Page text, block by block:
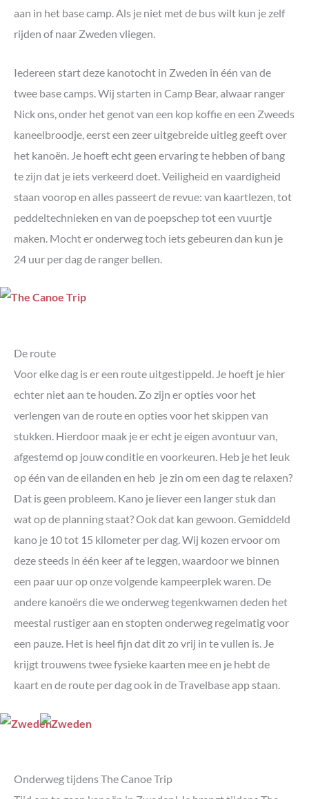
aan in het base camp. Als je niet met de bus wilt kun je zelf
rijden of naar Zweden vliegen.
Iedereen start deze kanotocht in Zweden in één van de
twee base camps. Wij starten in Camp Bear, alwaar ranger
Nick ons, onder het genot van een kop koffie en een Zweeds
kaneelbroodje, eerst een zeer uitgebreide uitleg geeft over
het kanoën. Je hoeft echt geen ervaring te hebben of bang
te zijn dat je iets verkeerd doet. Veiligheid en vaardigheid
staan voorop en alles passeert de revue: van kaartlezen, tot
peddeltechnieken en van de poepschep tot een vuurtje
maken. Mocht er onderweg toch iets gebeuren dan kun je
24 uur per dag de ranger bellen.
De route
Voor elke dag is er een route uitgestippeld. Je hoeft je hier
echter niet aan te houden. Zo zijn er opties voor het
verlengen van de route en opties voor het skippen van
stukken. Hierdoor maak je er echt je eigen avontuur van,
afgestemd op jouw conditie en voorkeuren. Heb je het leuk
op één van de eilanden en heb je zin om een dag te relaxen?
Dat is geen probleem. Kano je liever een langer stuk dan
wat op de planning staat? Ook dat kan gewoon. Gemiddeld
kano je 10 tot 15 kilometer per dag. Wij kozen ervoor om
deze steeds in één keer af te leggen, waardoor we binnen
een paar uur op onze volgende kampeerplek waren. De
andere kanoërs die we onderweg tegenkwamen deden het
meestal rustiger aan en stopten onderweg regelmatig voor
een pauze. Het is heel fijn dat dit zo vrij in te vullen is. Je
krijgt trouwens twee fysieke kaarten mee en je hebt de
kaart en de route per dag ook in de Travelbase app staan.
Onderweg tijdens The Canoe Trip